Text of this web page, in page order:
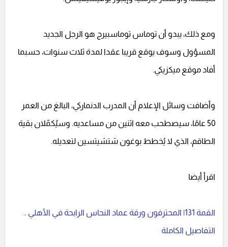
ومع ذلك، يبدو أن توماس توماسبيرج هو الرجل الجديد
المسؤول وسوف يوقع قريبا عقدا لمدة ثلاث سنوات، حسبما
أفاد موقع ميكزيكي.
وأضافت وسائل الإعلام أن المدرب الدنماركي، البالغ من العمر
50 عامًا، سيصطحب معه اثنين من مساعديه. وسيُكمّلان بقية
الطاقم، الذي لا يُخطط بوغون شتشيتسين لتعديله.
اقرأ أيضا
القمة 131| المحترفون ورقة عماد النحاس الرابحة في الأهلي ..
التفاصيل الكاملة